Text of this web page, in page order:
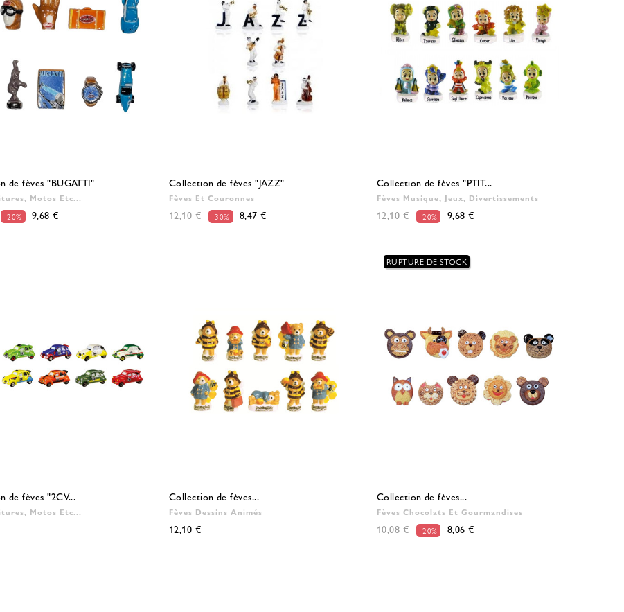
de fèves "BUGATTI"
Motos Etc...
-20% 9,68 €
Collection de fèves "JAZZ"
Fèves Et Couronnes
12,10 € -30% 8,47 €
Collection de fèves "PTIT...
Fèves Musique, Jeux, Divertissements
12,10 € -20% 9,68 €
de fèves "2CV...
Motos Etc...
Collection de fèves...
Fèves Dessins Animés
12,10 €
RUPTURE DE STOCK
Collection de fèves...
Fèves Chocolats Et Gourmandises
10,08 € -20% 8,06 €